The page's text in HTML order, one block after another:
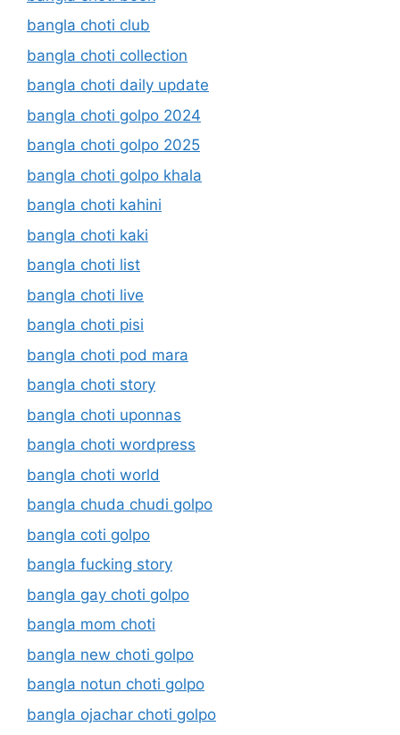
bangla choti club
bangla choti collection
bangla choti daily update
bangla choti golpo 2024
bangla choti golpo 2025
bangla choti golpo khala
bangla choti kahini
bangla choti kaki
bangla choti list
bangla choti live
bangla choti pisi
bangla choti pod mara
bangla choti story
bangla choti uponnas
bangla choti wordpress
bangla choti world
bangla chuda chudi golpo
bangla coti golpo
bangla fucking story
bangla gay choti golpo
bangla mom choti
bangla new choti golpo
bangla notun choti golpo
bangla ojachar choti golpo